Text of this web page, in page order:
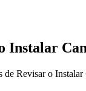
Instalar
de Revisar o